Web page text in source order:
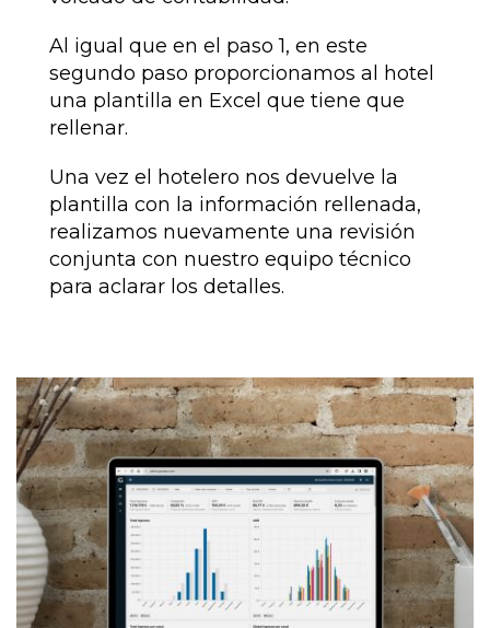
Al igual que en el paso 1, en este
segundo paso proporcionamos al hotel
una plantilla en Excel que tiene que
rellenar.
Una vez el hotelero nos devuelve la
plantilla con la información rellenada,
realizamos nuevamente una revisión
conjunta con nuestro equipo técnico
para aclarar los detalles.